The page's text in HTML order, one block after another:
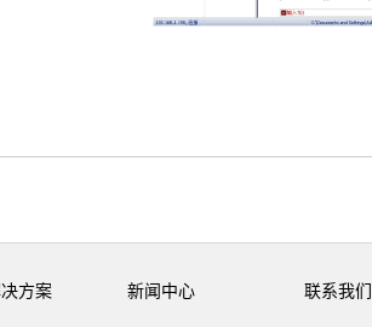
方案 新闻中心 联系我们